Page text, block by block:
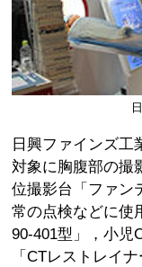
日興ファインズ工
対象に胸腹部の撮
位撮影台「ファン
常の点検などに使
90-401型」，小児
「CTレストレイ